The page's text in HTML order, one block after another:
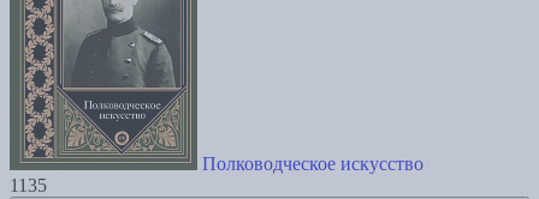
Полководческое искусство
1135